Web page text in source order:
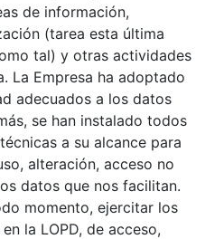
de información,
(tarea esta última
tal) y otras actividades
La Empresa ha adoptado
adecuados a los datos
se han instalado todos
a su alcance para
alteración, acceso no
datos que nos facilitan.
momento, ejercitar los
la LOPD, de acceso,